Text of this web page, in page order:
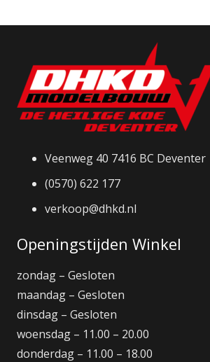
Veenweg 40 7416 BC Deventer
(0570) 622 177
verkoop@dhkd.nl
Openingstijden Winkel
zondag – Gesloten
maandag – Gesloten
dinsdag – Gesloten
woensdag – 11.00 – 20.00
donderdag – 11.00 – 18.00